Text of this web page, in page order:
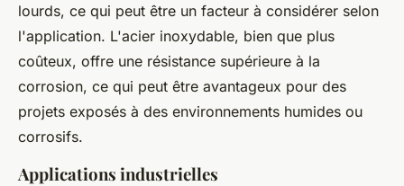
lourds, ce qui peut être un facteur à considérer selon
l'application. L'acier inoxydable, bien que plus
coûteux, offre une résistance supérieure à la
corrosion, ce qui peut être avantageux pour des
projets exposés à des environnements humides ou
corrosifs.
Applications industrielles